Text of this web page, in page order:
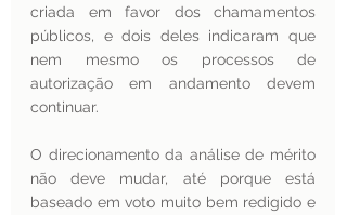
criada em favor dos chamamentos
públicos, e dois deles indicaram que
nem mesmo os processos de
autorização em andamento devem
continuar.
O direcionamento da análise de mérito
não deve mudar, até porque está
baseado em voto muito bem redigido e